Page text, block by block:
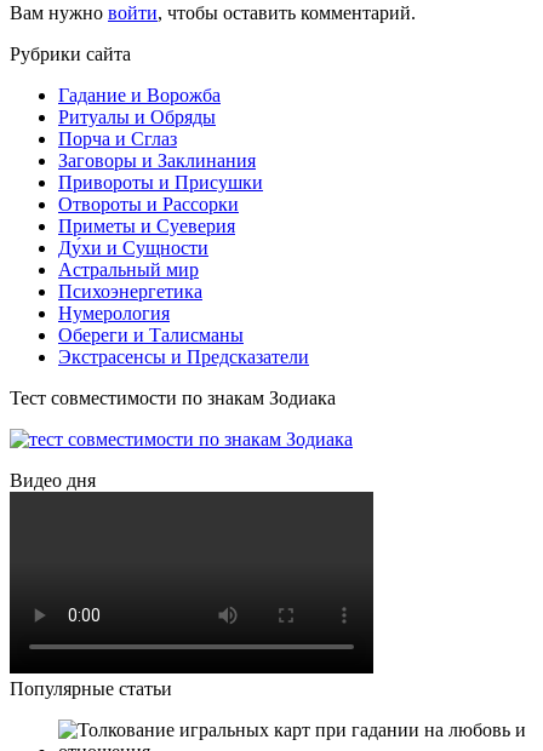
Вам нужно войти, чтобы оставить комментарий.
Рубрики сайта
Гадание и Ворожба
Ритуалы и Обряды
Порча и Сглаз
Заговоры и Заклинания
Привороты и Присушки
Отвороты и Рассорки
Приметы и Суеверия
Ду́хи и Сущности
Астральный мир
Психоэнергетика
Нумерология
Обереги и Талисманы
Экстрасенсы и Предсказатели
Тест совместимости по знакам Зодиака
Видео дня
Популярные статьи